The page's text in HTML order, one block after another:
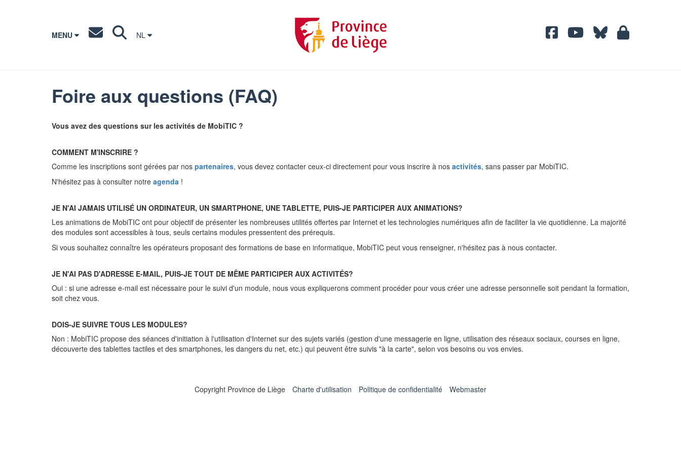
MENU NL
Foire aux questions (FAQ)
Vous avez des questions sur les activités de MobiTIC ?
COMMENT M'INSCRIRE ?
Comme les inscriptions sont gérées par nos partenaires, vous devez contacter ceux-ci directement pour vous inscrire à nos activités, sans passer par MobiTIC.
N'hésitez pas à consulter notre agenda !
JE N'AI JAMAIS UTILISÉ UN ORDINATEUR, UN SMARTPHONE, UNE TABLETTE, PUIS-JE PARTICIPER AUX ANIMATIONS?
Les animations de MobiTIC ont pour objectif de présenter les nombreuses utilités offertes par Internet et les technologies numériques afin de faciliter la vie quotidienne. La majorité
des modules sont accessibles à tous, seuls certains modules pressentent des prérequis.
Si vous souhaitez connaître les opérateurs proposant des formations de base en informatique, MobiTIC peut vous renseigner, n'hésitez pas à nous contacter.
JE N'AI PAS D'ADRESSE E-MAIL, PUIS-JE TOUT DE MÊME PARTICIPER AUX ACTIVITÉS?
Oui : si une adresse e-mail est nécessaire pour le suivi d'un module, nous vous expliquerons comment procéder pour vous créer une adresse personnelle soit pendant la formation,
soit chez vous.
DOIS-JE SUIVRE TOUS LES MODULES?
Non : MobiTIC propose des séances d'initiation à l'utilisation d'Internet sur des sujets variés (gestion d'une messagerie en ligne, utilisation des réseaux sociaux, courses en ligne,
découverte des tablettes tactiles et des smartphones, les dangers du net, etc.) qui peuvent être suivis "à la carte", selon vos besoins ou vos envies.
Copyright Province de Liège Charte d'utilisation Politique de confidentialité Webmaster